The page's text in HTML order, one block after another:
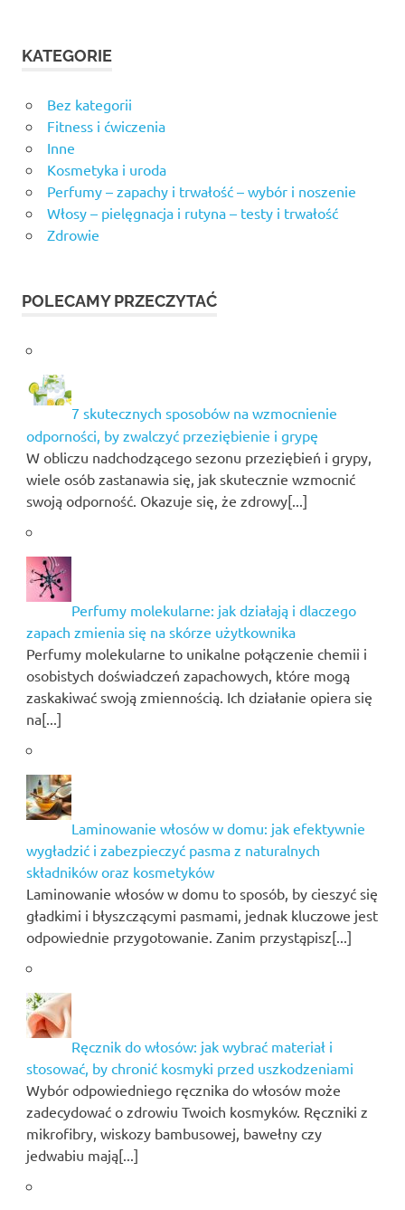
KATEGORIE
Bez kategorii
Fitness i ćwiczenia
Inne
Kosmetyka i uroda
Perfumy – zapachy i trwałość – wybór i noszenie
Włosy – pielęgnacja i rutyna – testy i trwałość
Zdrowie
POLECAMY PRZECZYTAĆ
7 skutecznych sposobów na wzmocnienie
odporności, by zwalczyć przeziębienie i grypę
W obliczu nadchodzącego sezonu przeziębień i grypy,
wiele osób zastanawia się, jak skutecznie wzmocnić
swoją odporność. Okazuje się, że zdrowy[...]
Perfumy molekularne: jak działają i dlaczego
zapach zmienia się na skórze użytkownika
Perfumy molekularne to unikalne połączenie chemii i
osobistych doświadczeń zapachowych, które mogą
zaskakiwać swoją zmiennością. Ich działanie opiera się
na[...]
Laminowanie włosów w domu: jak efektywnie
wygładzić i zabezpieczyć pasma z naturalnych
składników oraz kosmetyków
Laminowanie włosów w domu to sposób, by cieszyć się
gładkimi i błyszczącymi pasmami, jednak kluczowe jest
odpowiednie przygotowanie. Zanim przystąpisz[...]
Ręcznik do włosów: jak wybrać materiał i
stosować, by chronić kosmyki przed uszkodzeniami
Wybór odpowiedniego ręcznika do włosów może
zadecydować o zdrowiu Twoich kosmyków. Ręczniki z
mikrofibry, wiskozy bambusowej, bawełny czy
jedwabiu mają[...]